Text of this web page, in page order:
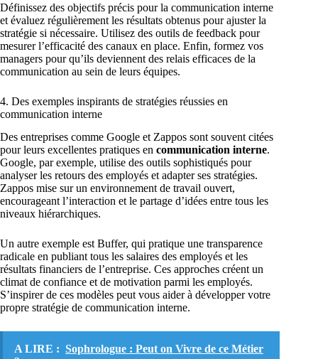
Définissez des objectifs précis pour la communication interne
et évaluez régulièrement les résultats obtenus pour ajuster la
stratégie si nécessaire. Utilisez des outils de feedback pour
mesurer l’efficacité des canaux en place. Enfin, formez vos
managers pour qu’ils deviennent des relais efficaces de la
communication au sein de leurs équipes.
4. Des exemples inspirants de stratégies réussies en
communication interne
Des entreprises comme Google et Zappos sont souvent citées
pour leurs excellentes pratiques en communication interne.
Google, par exemple, utilise des outils sophistiqués pour
analyser les retours des employés et adapter ses stratégies.
Zappos mise sur un environnement de travail ouvert,
encourageant l’interaction et le partage d’idées entre tous les
niveaux hiérarchiques.
Un autre exemple est Buffer, qui pratique une transparence
radicale en publiant tous les salaires des employés et les
résultats financiers de l’entreprise. Ces approches créent un
climat de confiance et de motivation parmi les employés.
S’inspirer de ces modèles peut vous aider à développer votre
propre stratégie de communication interne.
A LIRE : Sophrologue : Peut on Vivre de ce Métier